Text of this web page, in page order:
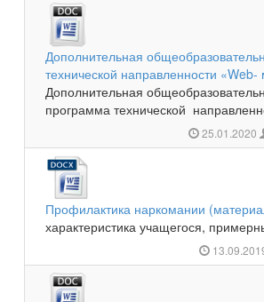
Дополнительная
технической направленности «Web-
Дополнительная
программа технической
25.01.2020
Профилактика наркомании
характеристика учащегося,